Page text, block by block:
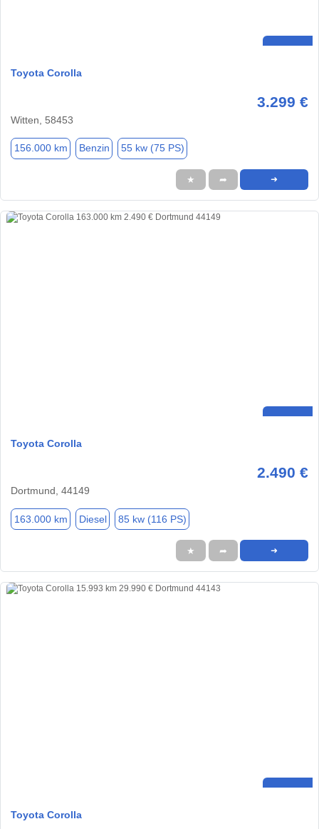
Toyota Corolla
3.299 €
Witten, 58453
156.000 km Benzin 55 kw (75 PS)
★ ➦ ➜
Toyota Corolla
2.490 €
Dortmund, 44149
163.000 km Diesel 85 kw (116 PS)
★ ➦ ➜
Toyota Corolla